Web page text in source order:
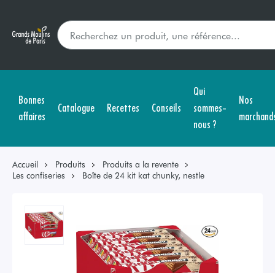
Bonnes
affaires
Catalogue Recettes Conseils
Qui
sommes-
nous ?
Nos
Accueil Produits
Produits a la revente
Les confiseries
Boîte de 24 kit kat chunky, nestle